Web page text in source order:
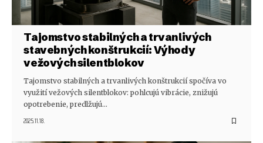
Tajomstvo stabilných a trvanlivých
stavebných konštrukcií: Výhody
vežových silentblokov
Tajomstvo stabilných a trvanlivých konštrukcií spočíva vo
využití vežových silentblokov: pohlcujú vibrácie, znižujú
opotrebenie, predlžujú…
2025.11.18.